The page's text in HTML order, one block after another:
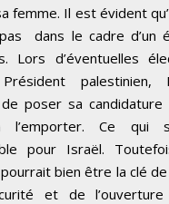
femme. Il est évident
dans le cadre d’un
Lors d’éventuelles
palestinien,
de poser sa
l’emporter. Ce qui
pour Israël.
bien être la clé
et de l’ouverture